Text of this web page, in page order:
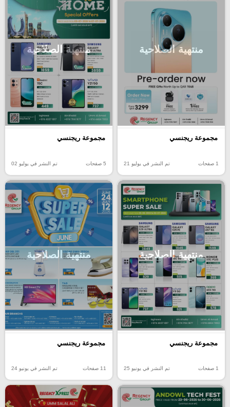
منتهية الصلاحية
مجموعة ريجنسي
1 صفحات تم النشر في يوليو 21
منتهية الصلاحية
مجموعة ريجنسي
5 صفحات تم النشر في يوليو 02
منتهية الصلاحية
مجموعة ريجنسي
1 صفحات تم النشر في يونيو 25
منتهية الصلاحية
مجموعة ريجنسي
11 صفحات تم النشر في يونيو 24